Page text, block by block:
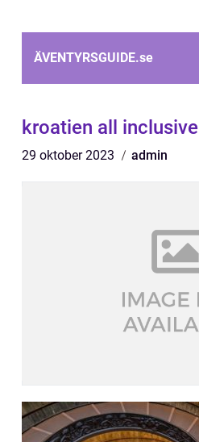
ÄVENTYRSGUIDE.se
kroatien all inclusive
29 oktober 2023 admin